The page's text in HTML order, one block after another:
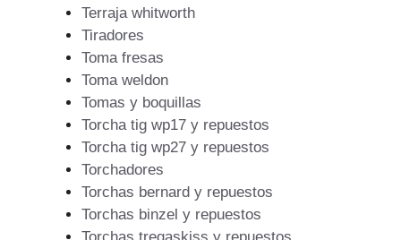
Terraja whitworth
Tiradores
Toma fresas
Toma weldon
Tomas y boquillas
Torcha tig wp17 y repuestos
Torcha tig wp27 y repuestos
Torchadores
Torchas bernard y repuestos
Torchas binzel y repuestos